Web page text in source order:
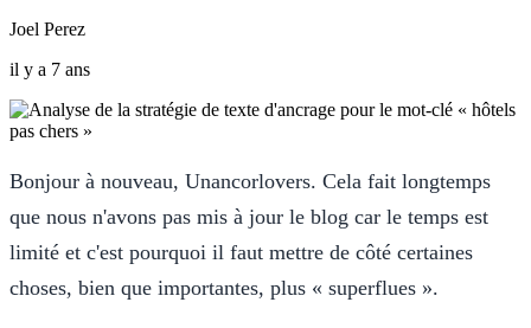
Joel Perez
il y a 7 ans
Bonjour à nouveau, Unancorlovers. Cela fait longtemps
que nous n'avons pas mis à jour le blog car le temps est
limité et c'est pourquoi il faut mettre de côté certaines
choses, bien que importantes, plus « superflues ».